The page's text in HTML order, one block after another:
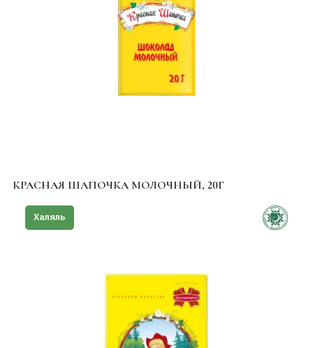
КРАСНАЯ ШАПОЧКА МОЛОЧНЫЙ, 20Г
Халяль